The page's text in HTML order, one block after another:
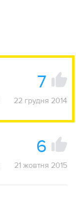
7
22 грудня 2014
6
21 жовтня 2015